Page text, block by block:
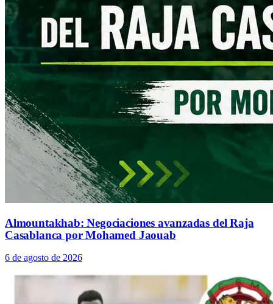
Almountakhab: Negociaciones avanzadas del Raja
Casablanca por Mohamed Jaouab
6 de agosto de 2026